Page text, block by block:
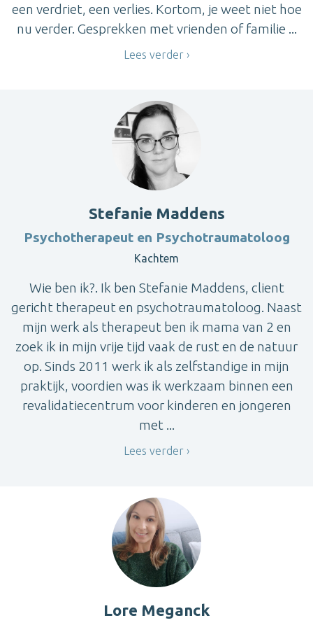
een verdriet, een verlies. Kortom, je weet niet hoe
nu verder. Gesprekken met vrienden of familie ...
Lees verder
Stefanie Maddens
Psychotherapeut en Psychotraumatoloog
Kachtem
Wie ben ik?. Ik ben Stefanie Maddens, client
gericht therapeut en psychotraumatoloog. Naast
mijn werk als therapeut ben ik mama van 2 en
zoek ik in mijn vrije tijd vaak de rust en de natuur
op. Sinds 2011 werk ik als zelfstandige in mijn
praktijk, voordien was ik werkzaam binnen een
revalidatiecentrum voor kinderen en jongeren
met ...
Lees verder
Lore Meganck